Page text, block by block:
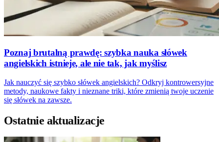
Poznaj brutalną prawdę: szybka nauka słówek
angielskich istnieje, ale nie tak, jak myślisz
Jak nauczyć się szybko słówek angielskich? Odkryj kontrowersyjne
metody, naukowe fakty i nieznane triki, które zmienią twoje uczenie
się słówek na zawsze.
Ostatnie aktualizacje